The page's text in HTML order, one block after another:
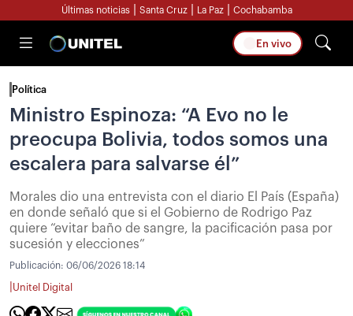
Últimas noticias Santa Cruz La Paz Cochabamba
En vivo
Política
Ministro Espinoza: “A Evo no le
preocupa Bolivia, todos somos una
escalera para salvarse él”
Morales dio una entrevista con el diario El País (España)
en donde señaló que si el Gobierno de Rodrigo Paz
quiere “evitar baño de sangre, la pacificación pasa por
sucesión y elecciones”
Publicación: 06/06/2026 18:14
Unitel Digital